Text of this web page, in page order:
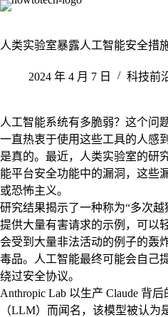
跳
内
人类实验室暴露人工智能安全措
2024 年 4 月 7 日 科技前
人工智能系统有多脆弱？这个问
一直热衷于使用这些工具的人感
是真的。最近，人类实验室的研
能平台安全功能中的漏洞，这些
或恐怖主义。
研究结果揭示了一种称为“多次越
提供大量有害请求的示例，可以
会受到大量非法活动的例子的轰
毒品。人工智能最终可能会自己
绕过安全协议。
Anthropic Lab 以生产 Claude 背
（LLM）而闻名，该模型被认为